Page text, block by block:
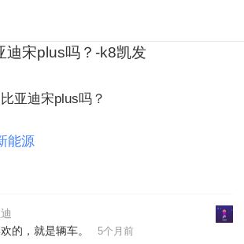
迪宋plus吗？-k8凯发
能源
的，就是辆车。
5个月前